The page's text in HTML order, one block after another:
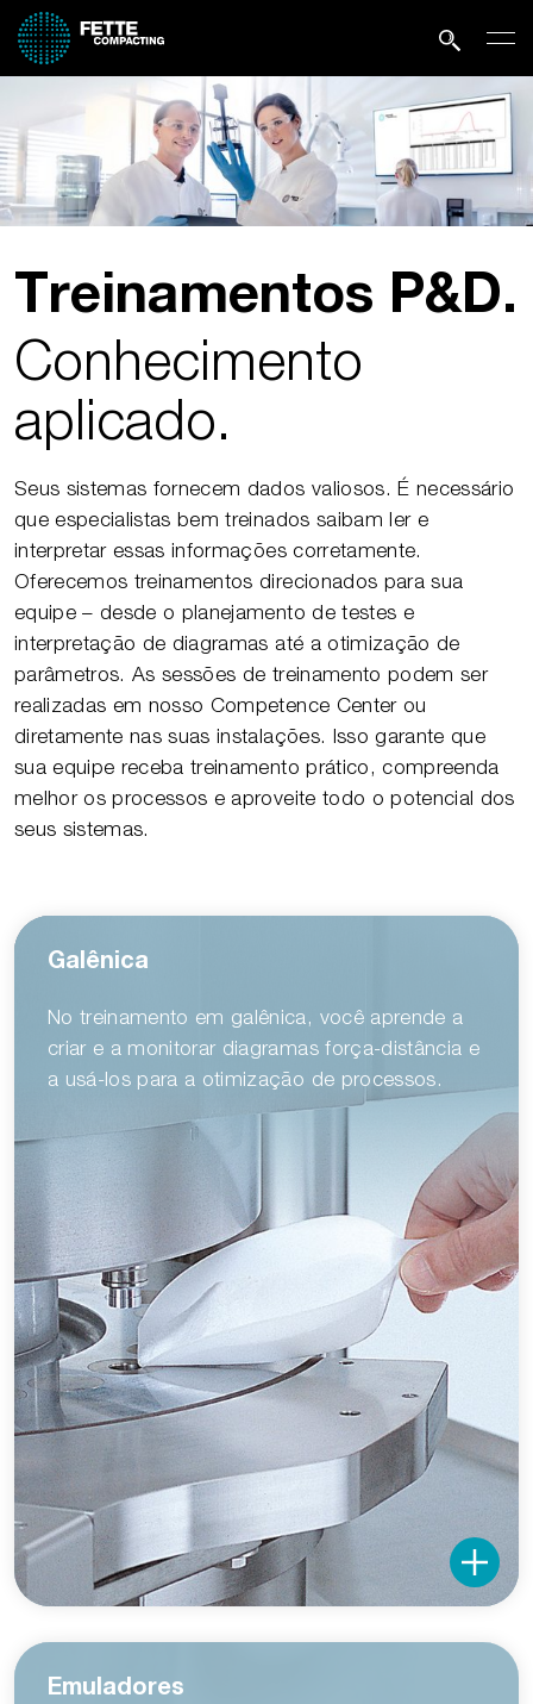
Treinamentos P&D.
Conhecimento
aplicado.
Seus sistemas fornecem dados valiosos. É necessário
que especialistas bem treinados saibam ler e
interpretar essas informações corretamente.
Oferecemos treinamentos direcionados para sua
equipe – desde o planejamento de testes e
interpretação de diagramas até a otimização de
parâmetros. As sessões de treinamento podem ser
realizadas em nosso Competence Center ou
diretamente nas suas instalações. Isso garante que
sua equipe receba treinamento prático, compreenda
melhor os processos e aproveite todo o potencial dos
seus sistemas.
Galênica
No treinamento em galênica, você aprende a
criar e a monitorar diagramas força-distância e
a usá-los para a otimização de processos.
Emuladores